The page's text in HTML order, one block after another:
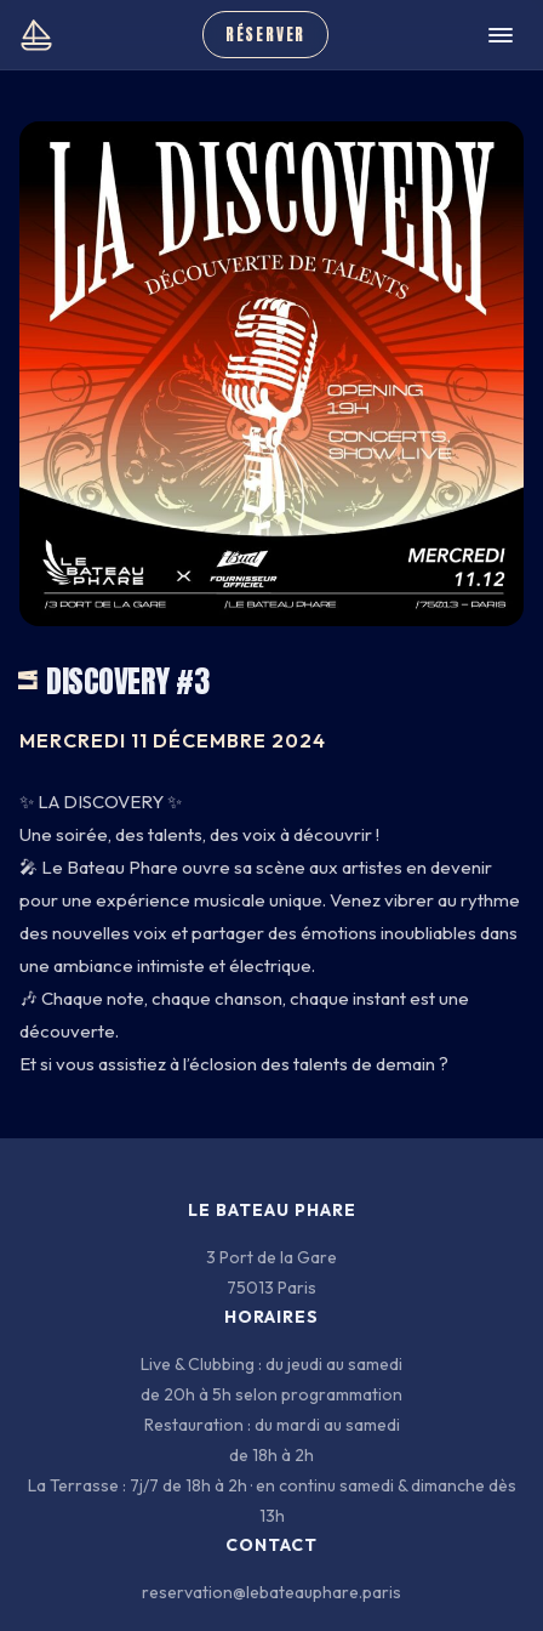
RÉSERVER
CARNET
BATEAU
CARTE
INFOS
LA DISCOVERY #3
MERCREDI 11 DÉCEMBRE 2024
✨ LA DISCOVERY ✨
Une soirée, des talents, des voix à découvrir !
🎤 Le Bateau Phare ouvre sa scène aux artistes en devenir
pour une expérience musicale unique. Venez vibrer au rythme
des nouvelles voix et partager des émotions inoubliables dans
une ambiance intimiste et électrique.
🎶 Chaque note, chaque chanson, chaque instant est une
découverte.
Et si vous assistiez à l’éclosion des talents de demain ?
LE BATEAU PHARE
3 Port de la Gare
75013 Paris
HORAIRES
Live & Clubbing : du jeudi au samedi
de 20h à 5h selon programmation
Restauration : du mardi au samedi
de 18h à 2h
La Terrasse : 7j/7 de 18h à 2h · en continu samedi & dimanche dès
13h
CONTACT
reservation@lebateauphare.paris